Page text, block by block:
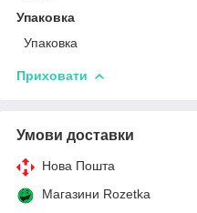
Упаковка
Упаковка
Приховати
Умови доставки
Нова Пошта
Магазини Rozetka